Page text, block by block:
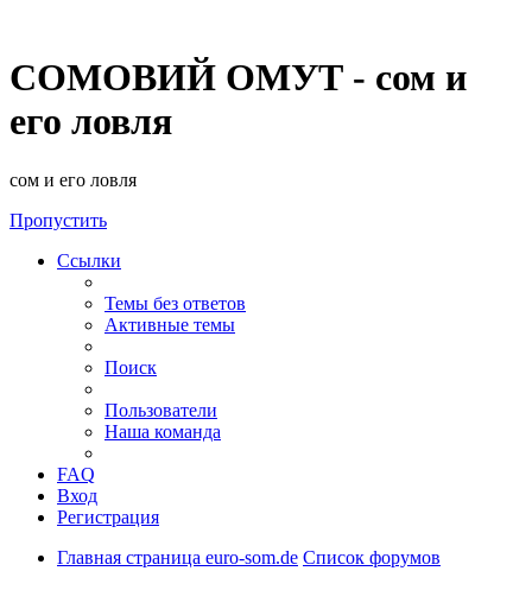
СОМОВИЙ ОМУТ - сом и
его ловля
сом и его ловля
Пропустить
Ссылки
Темы без ответов
Активные темы
Поиск
Пользователи
Наша команда
FAQ
Вход
Регистрация
Главная страница euro-som.de Список форумов